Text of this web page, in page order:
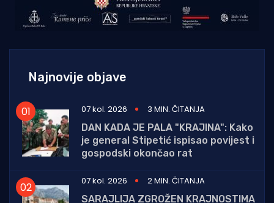
Najnovije objave
07 kol. 2026
3 MIN. ČITANJA
DAN KADA JE PALA "KRAJINA": Kako
je general Stipetić ispisao povijest i
gospodski okončao rat
07 kol. 2026
2 MIN. ČITANJA
SARAJLIJA ZGROŽEN KRAJNOSTIMA